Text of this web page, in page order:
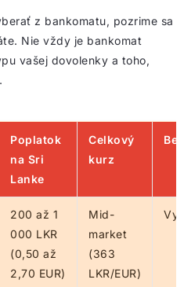
z bankomatu, pozrime sa
Nie vždy je bankomat
vašej dovolenky a toho,
Poplatok
na Sri
Lanke
Celkový
kurz
200 až 1
000 LKR
(0,50 až
2,70 EUR)
Mid-
market
(363
LKR/EUR)